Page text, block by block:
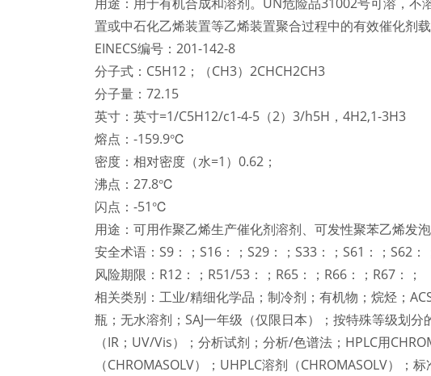
置或中石化乙烯装置等乙烯装置聚合过程中的有效催化剂
EINECS编号：201-142-8
分子式：C5H12；（CH3）2CHCH2CH3
分子量：72.15
英寸：英寸=1/C5H12/c1-4-5（2）3/h5H，4H2,1-3H3
熔点：-159.9℃
密度：相对密度（水=1）0.62；
沸点：27.8℃
闪点：-51℃
用途：可用作聚乙烯生产催化剂溶剂、可发性聚苯乙烯发
安全术语：S9：；S16：；S29：；S33：；S61：；S62：
风险期限：R12：；R51/53：；R65：；R66：；R67：；
相关类别：工业/精细化学品；制冷剂；有机物；烷烃；
瓶；无水溶剂；SAJ一年级（仅限日本）；按特殊等级划
（IR；UV/Vis）；分析试剂；分析/色谱法；HPLC用
（CHROMASOLV）；UHPLC溶剂（CHROMASOLV）